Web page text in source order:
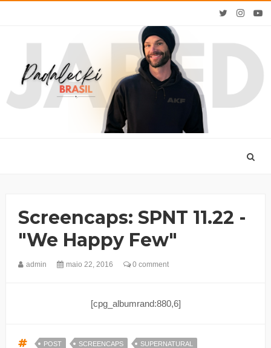
Screencaps: SPNT 11.22 -
"We Happy Few"
admin maio 22, 2016 0 comment
[cpg_albumrand:880,6]
POST SCREENCAPS SUPERNATURAL